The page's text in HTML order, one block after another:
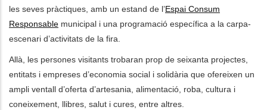
les seves pràctiques, amb un estand de l’Espai Consum
Responsable municipal i una programació específica a la carpa-
escenari d’activitats de la fira.
Allà, les persones visitants trobaran prop de seixanta projectes,
entitats i empreses d’economia social i solidària que ofereixen un
ampli ventall d’oferta d’artesania, alimentació, roba, cultura i
coneixement, llibres, salut i cures, entre altres.